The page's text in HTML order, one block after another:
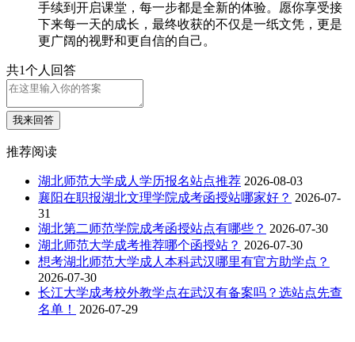
手续到开启课堂，每一步都是全新的体验。愿你享受接
下来每一天的成长，最终收获的不仅是一纸文凭，更是
更广阔的视野和更自信的自己。
共1个人回答
我来回答
推荐阅读
湖北师范大学成人学历报名站点推荐 2026-08-03
襄阳在职报湖北文理学院成考函授站哪家好？ 2026-07-
31
湖北第二师范学院成考函授站点有哪些？ 2026-07-30
湖北师范大学成考推荐哪个函授站？ 2026-07-30
想考湖北师范大学成人本科武汉哪里有官方助学点？
2026-07-30
长江大学成考校外教学点在武汉有备案吗？选站点先查
名单！
2026-07-29